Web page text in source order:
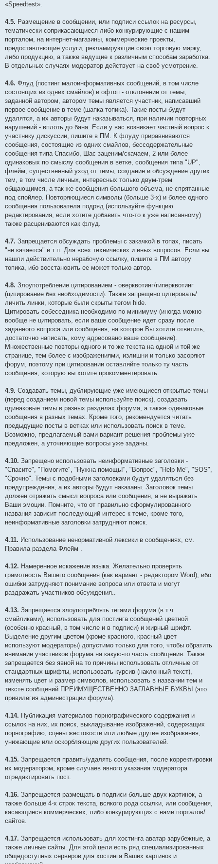
«Speedtest».
4.5. Размещение в сообщении, или подписи ссылок на ресурсы,
тематически соприкасающиеся либо конкурирующие с нашим
порталом, на интернет-магазины, коммерческие проекты,
предоставляющие услуги, рекламирующие свою торговую марку,
либо продукцию, а также ведущие к различным способам заработка.
В отдельных случаях модератор действует на своё усмотрение.
4.6. Флуд (постинг малоинформативных сообщений, в том числе
состоящих из одних смайлов) и офтоп - отклонение от темы,
заданной автором, автором темы является участник, написавший
первое сообщение в теме (шапка топика). Такие посты будут
удалятся, а их авторы будут наказываться, при наличии повторных
нарушений - вплоть до бана. Если у вас возникает частный вопрос к
участнику дискуссии, пишите в ПМ. К флуду приравниваются
сообщения, состоящие из одних смайлов, бессодержательные
сообщения типа Спасибо, Шас заценим/скачаем, 2 или более
одинаковых по смыслу сообщения в ветке, сообщения типа "UP",
флейм, существенный уход от темы, создание и обсуждение других
тем, в том числе личных, интересных только двум-трем
общающимся, а так же сообщения большого объема, не спрятанные
под спойлер. Повторяющиеся символы (больше 3-х) и более одного
сообщения пользователя подряд (используйте функцию
редактирования, если хотите добавить что-то к уже написанному)
также расцениваются как флуд.
4.7. Запрещается обсуждать проблемы с закачкой в топах, писать
"не качается" и т.п. Для всех технических и иных вопросов. Если вы
нашли действительно нерабочую ссылку, пишите в ПМ автору
топика, ибо восстановить ее может только автор.
4.8. Злоупотребление цитированием - оверквотинг/гиперквотинг
(цитирование без необходимости). Также запрещено цитировать/
личить линки, которые были скрыты тегом hide.
Цитировать собеседника необходимо по минимуму (иногда можно
вообще не цитировать, если ваше сообщение идет сразу после
заданного вопроса или сообщения, на которое Вы хотите ответить,
достаточно написать, кому адресовано ваше сообщение).
Множественные повторы одного и то же текста на одной и той же
странице, тем более с изображениями, излишни и только засоряют
форум, поэтому при цитировании оставляйте только ту часть
сообщения, которую вы хотите прокомментировать.
4.9. Создавать темы, дублирующие уже имеющиеся открытые темы
(перед созданием новой темы используйте поиск), создавать
одинаковые темы в разных разделах форума, а также одинаковые
сообщения в разных темах. Кроме того, рекомендуется читать
предыдущие посты в ветках или использовать поиск в теме.
Возможно, предлагаемый вами вариант решения проблемы уже
предложен, а уточняющие вопросы уже заданы.
4.10. Запрещено использовать неинформативные заголовки -
"Спасите", "Помогите", "Нужна помощь!", "Вопрос", "Help Me", "SOS",
"Срочно". Темы с подобными заголовками будут удаляться без
предупреждения, а их авторы будут наказаны. Заголовок темы
должен отражать смысл вопроса или сообщения, а не выражать
Ваши эмоции. Помните, что от правильно сформулированного
названия зависит последующий интерес к теме, кроме того,
неинформативные заголовки затрудняют поиск.
4.11. Использование ненормативной лексики в сообщениях, см.
Правила раздела Флейм .
4.12. Намеренное искажение языка. Желательно проверять
грамотность Вашего сообщения (как вариант - редактором Word), ибо
ошибки затрудняют понимание вопроса или ответа и могут
раздражать участников обсуждения..
4.13. Запрещается злоупотреблять тегами форума (в т.ч.
смайликами), использовать для постинга сообщений цветной
(особенно красный, в том числе и в подписи) и жирный шрифт.
Выделение другим цветом (кроме красного, красный цвет
используют модераторы) допустимо только для того, чтобы обратить
внимание участников форума на какую-то часть сообщения. Также
запрещается без явной на то причины использовать отличные от
стандартных шрифты, использовать курсив (наклонный текст),
изменять цвет и размер символов, использовать в названии тем и
тексте сообщений ПРЕИМУЩЕСТВЕННО ЗАГЛАВНЫЕ БУКВЫ (это
привилегия администрации форума).
4.14. Публикация материалов порнографического содержания и
ссылок на них, их поиск, выкладывание изображений, содержащих
порнографию, сцены жестокости или любые другие изображения,
унижающие или оскорбляющие других пользователей.
4.15. Запрещается править/удалять сообщения, после корректировки
их модератором, кроме случаев явного указания модератора
отредактировать пост.
4.16. Запрещается размещать в подписи больше двух картинок, а
также больше 4-х строк текста, всякого рода ссылки, или сообщения,
касающиеся коммерческих, либо конкурирующих с нами порталов/
сайтов.
4.17. Запрещается использовать для хостинга аватар зарубежные, а
также личные сайты. Для этой цели есть ряд специализированных
общедоступных серверов для хостинга Ваших картинок и